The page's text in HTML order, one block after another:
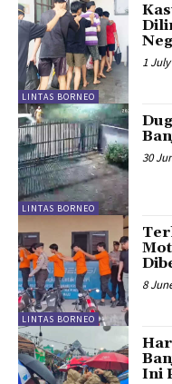
LINTAS BORNEO
1 July
LINTAS BORNEO
30
LINTAS BORNEO
8
Ini